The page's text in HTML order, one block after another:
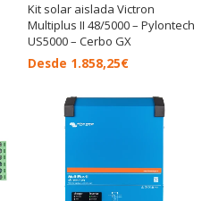
Kit solar aislada Victron
Multiplus II 48/5000 – Pylontech
US5000 – Cerbo GX
Desde 1.858,25€